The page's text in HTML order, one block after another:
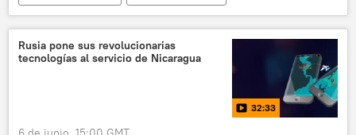
EEUU
Donald Trump Colombia
Rusia pone sus revolucionarias
tecnologías al servicio de Nicaragua
32:33